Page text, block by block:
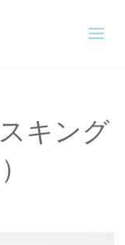
キング